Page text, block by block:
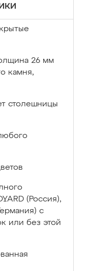
26 мм
камня,
столешницы
(Россия),
с
или без этой